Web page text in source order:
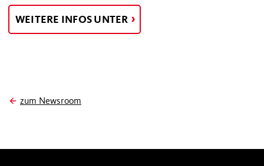
WEITERE INFOS UNTER
zum Newsroom